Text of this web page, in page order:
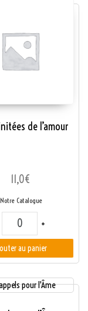
de l’amour
11,0€
Notre Catalogue
quantité de Les
+
au panier